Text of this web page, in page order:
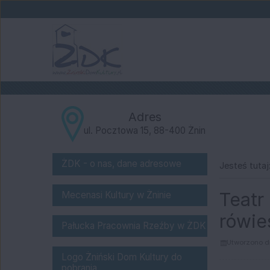
«
Dane teleadresowe:
Adres
ul. Pocztowa 15, 88-400 Żnin
o nas
ŻDK - o nas, dane adresowe
Bank Spółdzielczy "Pałuki" w
Mecenasi Kultury w Żninie
Pałucka Pracownia Rzeźby w
Pałucka Pracownia Rzeźby w ŻDK
logo do pobrania
Logo Żniński Dom Kultury do
Jesteś tutaj: